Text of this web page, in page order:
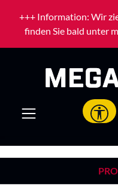
Zum Hauptinhalt springen
+++ Information: Wir
finden Sie bald unter